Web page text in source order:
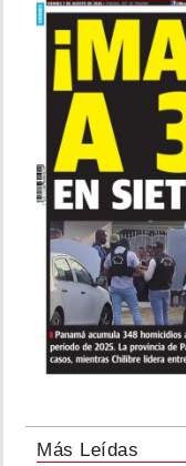
Más Leídas